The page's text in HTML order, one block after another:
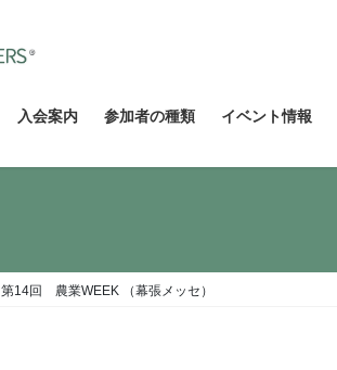
入会案内 参加者の種類 イベント情報
第14回 農業WEEK （幕張メッセ）